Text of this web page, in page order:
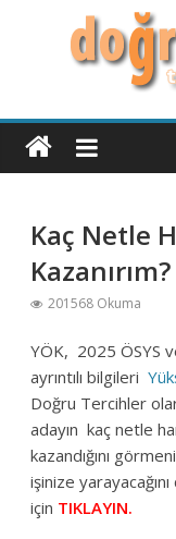
Kaç Netle
Kazanırım?
201568 Okuma
YÖK, 2025 ÖSYS
ayrıntılı bilgileri
Doğru Tercihler
adayın kaç netle
kazandığını
işinize
için TIKLAYIN.